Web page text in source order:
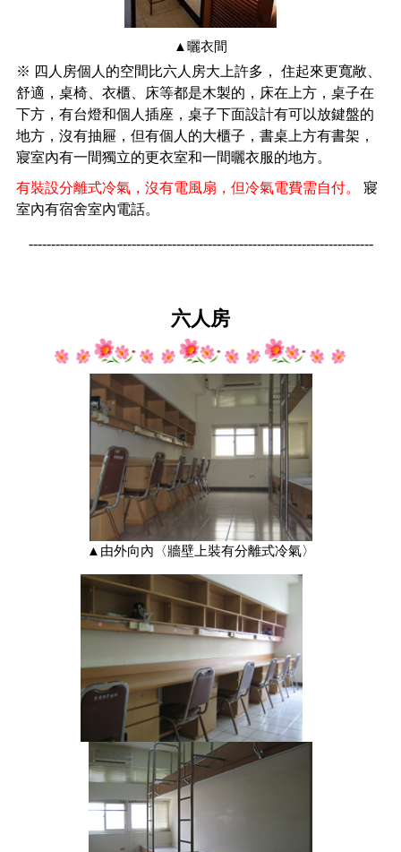
▲曬衣間
※ 四人房個人的空間比六人房大上許多， 住起來更寬敞、
舒適，桌椅、衣櫃、床等都是木製的，床在上方，桌子在
下方，有台燈和個人插座，桌子下面設計有可以放鍵盤的
地方，沒有抽屜，但有個人的大櫃子，書桌上方有書架，
寢室內有一間獨立的更衣室和一間曬衣服的地方。
有裝設分離式冷氣，沒有電風扇，但冷氣電費需自付。
寢
室內有宿舍室內電話。
-----------------------------------------------------------------------------
六人房
▲由外向內〈牆壁上裝有分離式冷氣〉